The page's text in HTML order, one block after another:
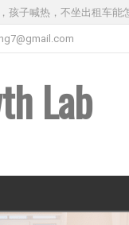
喊热，不坐出租车能怎么
Lab